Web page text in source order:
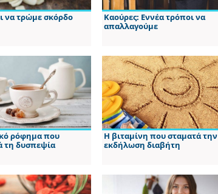
να τρώμε σκόρδο
Καούρες: Εννέα τρόποι να
απαλλαγούμε
ρόφημα που
τη δυσπεψία
Η βιταμίνη που σταματά την
εκδήλωση διαβήτη